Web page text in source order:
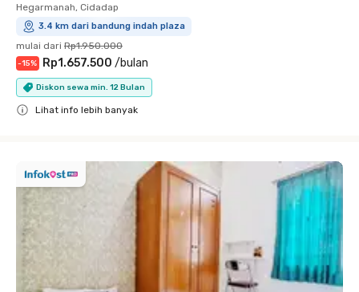
Hegarmanah, Cidadap
3.4 km dari bandung indah plaza
mulai dari Rp1.950.000
-15% Rp1.657.500 /bulan
Diskon sewa min. 12 Bulan
Lihat info lebih banyak